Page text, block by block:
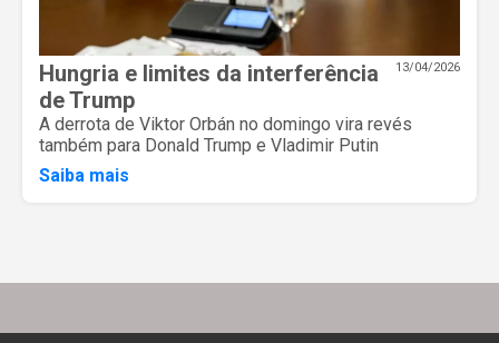
13/04/2026
Hungria e limites da interferência
de Trump
A derrota de Viktor Orbán no domingo vira revés
também para Donald Trump e Vladimir Putin
Saiba mais